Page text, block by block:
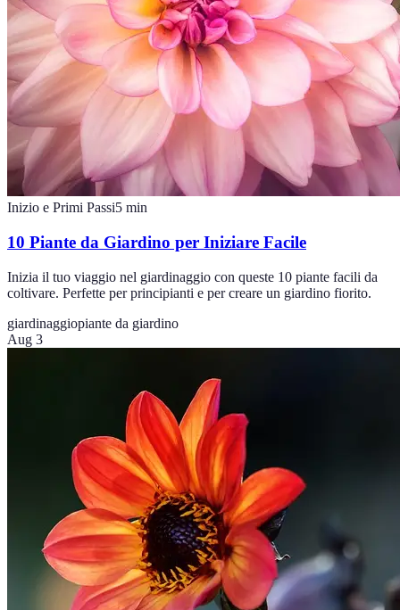
Inizio e Primi Passi5 min
10 Piante da Giardino per Iniziare Facile
Inizia il tuo viaggio nel giardinaggio con queste 10 piante facili da
coltivare. Perfette per principianti e per creare un giardino fiorito.
giardinaggiopiante da giardino
Aug 3